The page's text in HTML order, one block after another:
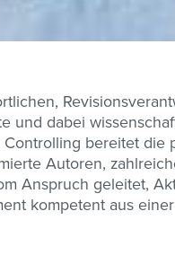
und dabei
bereitet die
Autoren,
Anspruch geleitet,
kompetent aus